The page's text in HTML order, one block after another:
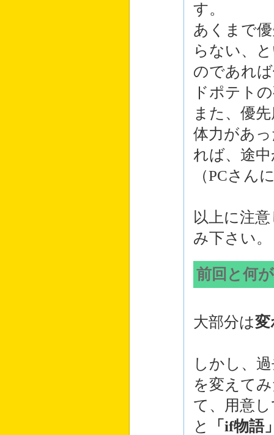
す。
あくまで
らない、
のであれ
ドポテト
また、優
体力があ
れば、途
（PCさん
以上に注
み下さい。
前回と何
大部分は変
しかし、
を変えて
て、用意
と
「if物語